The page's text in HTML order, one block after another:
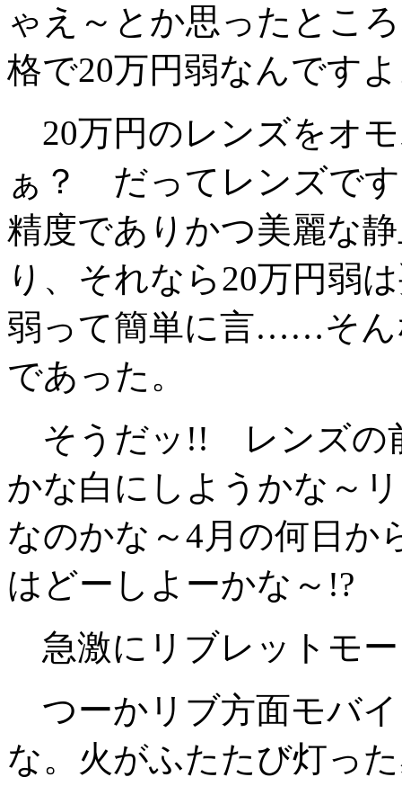
ゃえ～とか思ったとこ
格で20万円弱なんです
20万円のレンズをオ
ぁ？ だってレンズで
精度でありかつ美麗な
り、それなら20万円弱
弱って簡単に言……そん
であった。
そうだッ!! レンズの
かな白にしようかな～
なのかな～4月の何日か
はどーしよーかな～!?
急激にリブレットモ
つーかリブ方面モバ
な。火がふたたび灯っ